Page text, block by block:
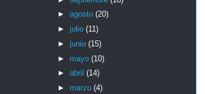
► agosto (20)
► julio (11)
► junio (15)
► mayo (10)
► abril (14)
► marzo (4)